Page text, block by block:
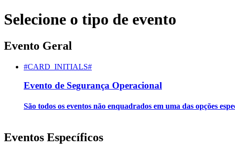
Selecione o tipo de evento
Evento Geral
#CARD_INITIALS#
Evento de Segurança Operacional
São todos os eventos não enquadrados em uma das opções
Eventos Específicos